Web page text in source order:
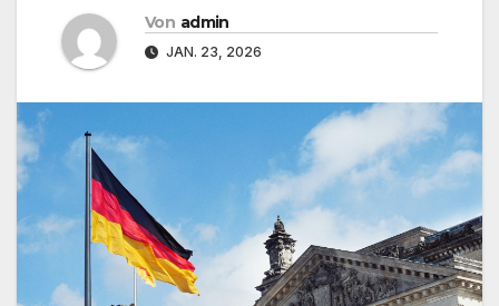
Von admin
JAN. 23, 2026